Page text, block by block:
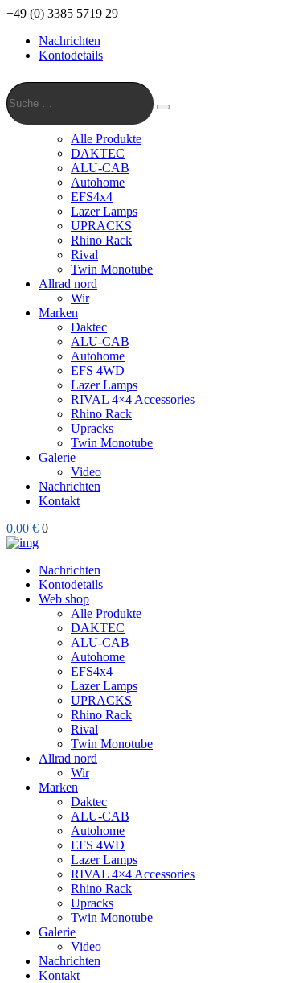
+49 (0) 3385 5719 29
Nachrichten
Kontodetails
Suche
…
Suche
Alle Produkte
DAKTEC
ALU-CAB
Autohome
EFS4x4
Lazer Lamps
UPRACKS
Rhino Rack
Rival
Twin Monotube
Allrad nord
Wir
Marken
Daktec
ALU-CAB
Autohome
EFS 4WD
Lazer Lamps
RIVAL 4×4 Accessories
Rhino Rack
Upracks
Twin Monotube
Galerie
Video
Nachrichten
Kontakt
0,00 € 0
Nachrichten
Kontodetails
Web shop
Alle Produkte
DAKTEC
ALU-CAB
Autohome
EFS4x4
Lazer Lamps
UPRACKS
Rhino Rack
Rival
Twin Monotube
Allrad nord
Wir
Marken
Daktec
ALU-CAB
Autohome
EFS 4WD
Lazer Lamps
RIVAL 4×4 Accessories
Rhino Rack
Upracks
Twin Monotube
Galerie
Video
Nachrichten
Kontakt